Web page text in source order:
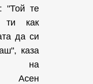
"Той те
ти как
да си
каза
на
Асен